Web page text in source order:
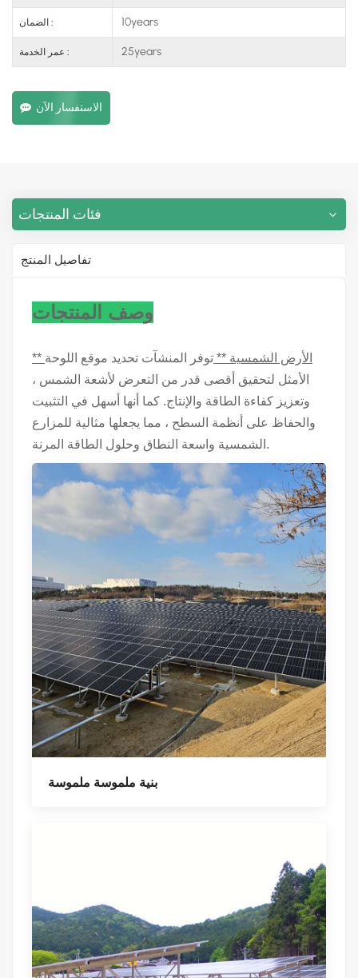
الضمان : 10years
عمر الخدمة : 25years
الاستفسار الآن
فئات المنتجات
تفاصيل المنتج
وصف المنتجات
** الأرض الشمسية ** توفر المنشآت تحديد موقع اللوحة
الأمثل لتحقيق أقصى قدر من التعرض لأشعة الشمس ،
وتعزيز كفاءة الطاقة والإنتاج. كما أنها أسهل في التثبيت
والحفاظ على أنظمة السطح ، مما يجعلها مثالية للمزارع
الشمسية واسعة النطاق وحلول الطاقة المرنة.
بنية ملموسة ملموسة